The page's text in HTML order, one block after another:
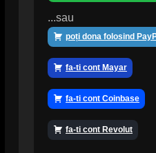
...sau
poți dona folosind
fa-ti cont Mayar
fa-ti cont Coinbase
fa-ti cont Revolut